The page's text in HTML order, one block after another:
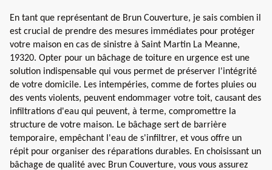
En tant que représentant de Brun Couverture, je sais combien il
est crucial de prendre des mesures immédiates pour protéger
votre maison en cas de sinistre à Saint Martin La Meanne,
19320. Opter pour un bâchage de toiture en urgence est une
solution indispensable qui vous permet de préserver l'intégrité
de votre domicile. Les intempéries, comme de fortes pluies ou
des vents violents, peuvent endommager votre toit, causant des
infiltrations d'eau qui peuvent, à terme, compromettre la
structure de votre maison. Le bâchage sert de barrière
temporaire, empêchant l'eau de s'infiltrer, et vous offre un
répit pour organiser des réparations durables. En choisissant un
bâchage de qualité avec Brun Couverture, vous vous assurez